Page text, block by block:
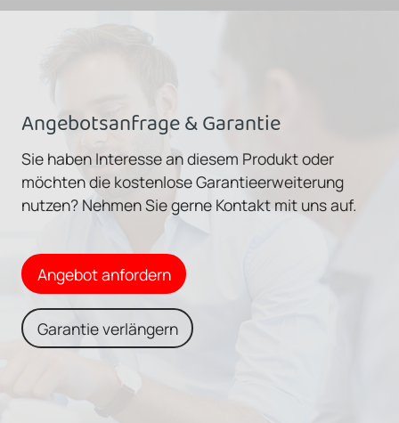
Angebotsanfrage & Garantie
Sie haben Interesse an diesem Produkt oder
möchten die kostenlose Garantieerweiterung
nutzen? Nehmen Sie gerne Kontakt mit uns auf.
Angebot anfordern
Garantie verlängern